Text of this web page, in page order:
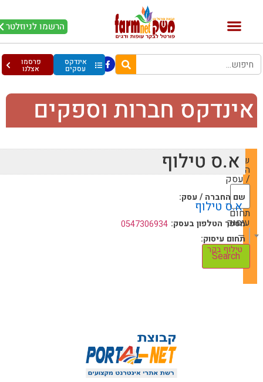
הרשמו לניוזלטר
אינדקס
עסקים
פרסמו
אצלנו
חברות וספקים
שם
החברה
/ עסק
תחום
עיסוק
— Choose One —
א.ס טילוף
שם החברה / עסק:
א.ס טילוף
מספר הטלפון בעסק: 0547306934
תחום עיסוק:
טילוף בקר